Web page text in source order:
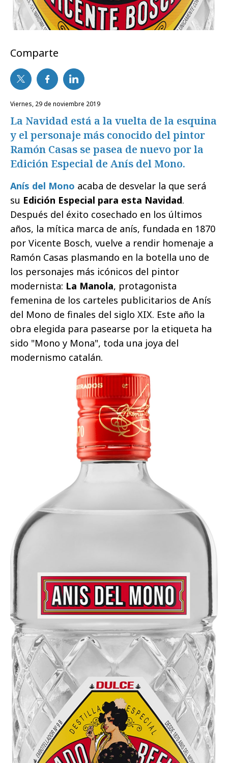
Comparte
viernes, 29 de noviembre 2019
La Navidad está a la vuelta de la esquina
y el personaje más conocido del pintor
Ramón Casas se pasea de nuevo por la
Edición Especial de Anís del Mono.
Anís del Mono acaba de desvelar la que será
su Edición Especial para esta Navidad.
Después del éxito cosechado en los últimos
años, la mítica marca de anís, fundada en 1870
por Vicente Bosch, vuelve a rendir homenaje a
Ramón Casas plasmando en la botella uno de
los personajes más icónicos del pintor
modernista: La Manola, protagonista
femenina de los carteles publicitarios de Anís
del Mono de finales del siglo XIX. Este año la
obra elegida para pasearse por la etiqueta ha
sido "Mono y Mona", toda una joya del
modernismo catalán.